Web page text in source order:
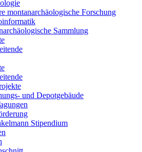
montanarchäologische Forschung
Sammlung
und Depotgebäude
Stipendium